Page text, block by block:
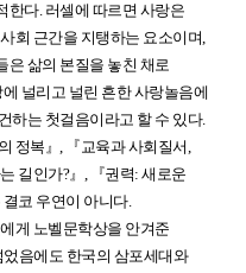
한다. 러셀에 따르면 사랑은
회 근간을 지탱하는 요소이며,
은 삶의 본질을 놓친 채로
널리고 널린 흔한 사랑놀음에
하는 첫걸음이라고 할 수 있다.
정복』, 『교육과 사회질서,
길인가?』, 『권력: 새로운
코 우연이 아니다.
게 노벨문학상을 안겨준
음에도 한국의 삼포세대와